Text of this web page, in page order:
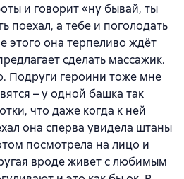
и говорит «ну бывай, ты
поехал, а тебе и поголодать
этого она терпеливо ждёт
сделать массажик.
Подруги героини тоже мне
– у одной башка так
что даже когда к ней
она сперва увидела штаны
посмотрела на лицо и
вроде живет с любимым